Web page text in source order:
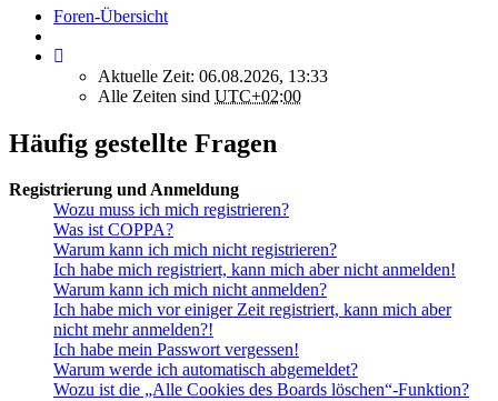
Foren-Übersicht
Aktuelle Zeit: 06.08.2026, 13:33
Alle Zeiten sind UTC+02:00
Häufig gestellte Fragen
Registrierung und Anmeldung
Wozu muss ich mich registrieren?
Was ist COPPA?
Warum kann ich mich nicht registrieren?
Ich habe mich registriert, kann mich aber nicht anmelden!
Warum kann ich mich nicht anmelden?
Ich habe mich vor einiger Zeit registriert, kann mich aber
nicht mehr anmelden?!
Ich habe mein Passwort vergessen!
Warum werde ich automatisch abgemeldet?
Wozu ist die „Alle Cookies des Boards löschen“-Funktion?